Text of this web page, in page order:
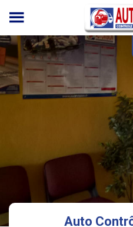
Panneau de gestion des cookies
Auto